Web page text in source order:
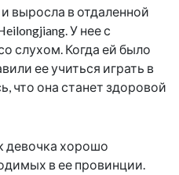
и выросла в отдаленной
У нее с
слухом. Когда ей было
ее учиться играть в
что она станет здоровой
девочка хорошо
в ее провинции.